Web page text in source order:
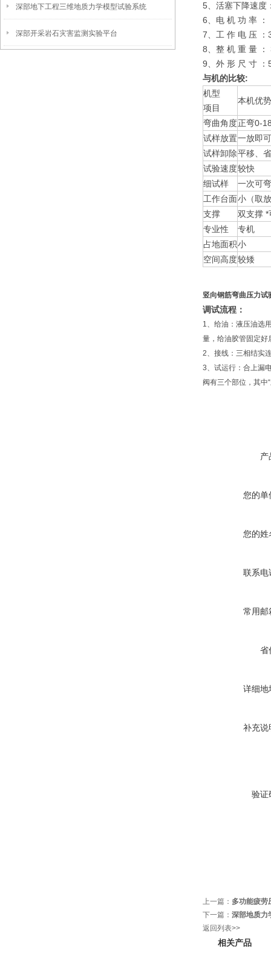
深部地下工程三维地质力学模型试验系统
深部开采岩石灾害监测实验平台
5、活塞下降速度
6、电 机 功 率 ：
7、工 作 电 压
8、整 机 重 量 ：
9、外 形 尺 寸
与机的比较:
机型
项目
本机优势
弯曲角度正弯0-
试样放置一放即可
试样卸除平移、
试验速度较快
细试样
一次可
工作台面小（取
支撑
双支撑 *
专业性
专机
占地面积小
空间高度较矮
竖向钢筋弯曲压力试
调试流程：
1、给油：液压油选
量，给油胶管固定好
2、接线：三相结实
3、试运行：合上漏
阀有三个部位，其中
产
您的单
您的姓
联系电
常用邮
省
详细地
补充说
验证
上一篇： 多功能疲劳
下一篇： 深部地质力
返回列表>>
相关产品